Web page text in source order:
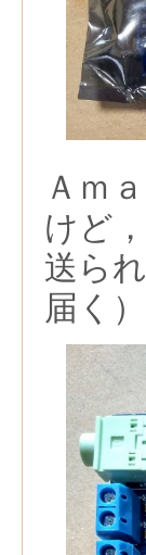
Ａｍ
けど
送ら
届く）